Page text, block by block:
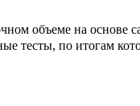
объеме на основе
тесты, по итогам